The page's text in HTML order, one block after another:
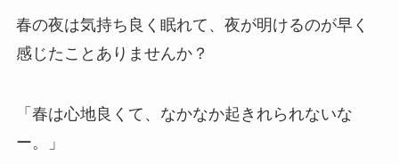
春の夜は気持ち良く眠れて、夜が明けるのが早く
感じたことありませんか？
「春は心地良くて、なかなか起きれられないな
ー。」